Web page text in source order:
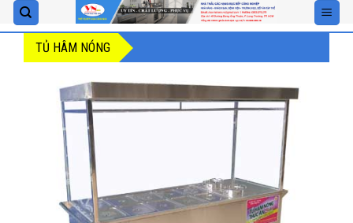
Skip
to
contentTỦ HÂM NÓNG